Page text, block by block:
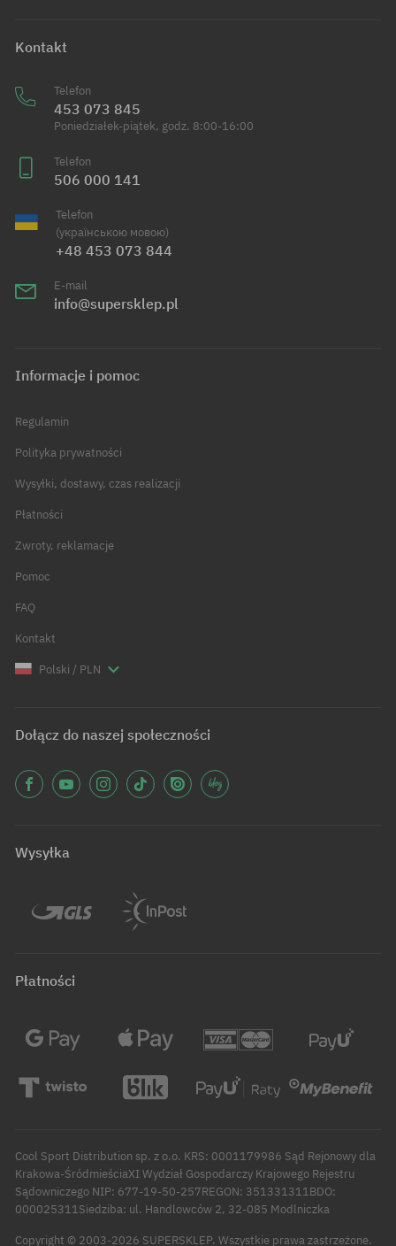
Kontakt
Telefon
453 073 845
Poniedziałek-piątek, godz. 8:00-16:00
Telefon
506 000 141
Telefon
(українською мовою)
+48 453 073 844
E-mail
info@supersklep.pl
Informacje i pomoc
Regulamin
Polityka prywatności
Wysyłki, dostawy, czas realizacji
Płatności
Zwroty, reklamacje
Pomoc
FAQ
Kontakt
Polski / PLN
Dołącz do naszej społeczności
Wysyłka
Płatności
Cool Sport Distribution sp. z o.o. KRS: 0001179986 Sąd Rejonowy dla
Krakowa-ŚródmieściaXI Wydział Gospodarczy Krajowego Rejestru
Sądowniczego NIP: 677-19-50-257REGON: 351331311BDO:
000025311Siedziba: ul. Handlowców 2, 32-085 Modlniczka
Copyright © 2003-2026 SUPERSKLEP. Wszystkie prawa zastrzeżone.